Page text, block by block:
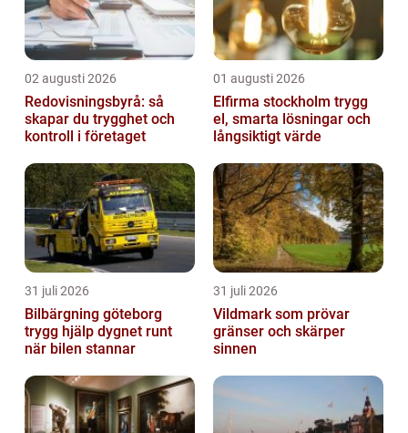
02 augusti 2026
Redovisningsbyrå: så
skapar du trygghet och
kontroll i företaget
01 augusti 2026
Elfirma stockholm trygg
el, smarta lösningar och
långsiktigt värde
31 juli 2026
Bilbärgning göteborg
trygg hjälp dygnet runt
när bilen stannar
31 juli 2026
Vildmark som prövar
gränser och skärper
sinnen